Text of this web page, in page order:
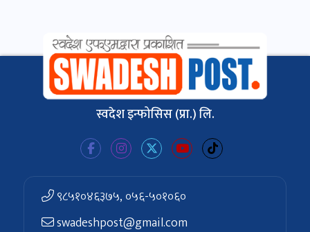
स्वदेश इन्फोसिस (प्रा.) लि.
९८५१०४६३७५, ०५६-५०१०६०
swadeshpost@gmail.com